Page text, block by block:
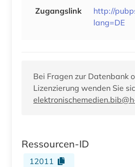
Zugangslink
http://
lang=DE
Bei Fragen zur Datenbank
Lizenzierung wenden Sie
Ressourcen-ID
12011